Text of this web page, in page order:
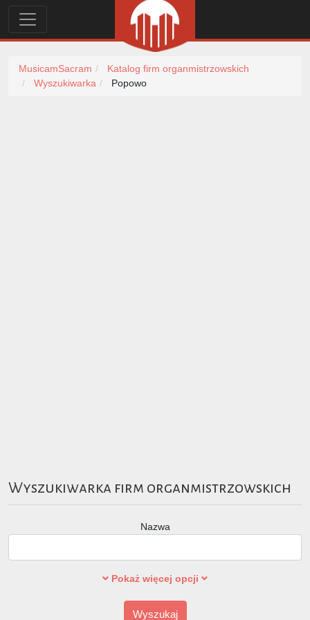
MusicamSacram
Katalog firm organmistrzowskich
Wyszukiwarka
Popowo
Wyszukiwarka firm organmistrzowskich
Nazwa
Pokaż więcej opcji
Wyszukaj